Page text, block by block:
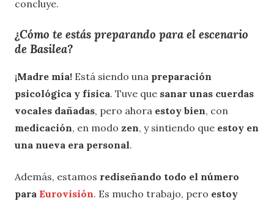
concluye.
¿Cómo te estás preparando para el escenario
de Basilea?
¡Madre mía! Está siendo una preparación
psicológica y física. Tuve que sanar unas cuerdas
vocales dañadas, pero ahora estoy bien, con
medicación, en modo zen, y sintiendo que estoy en
una nueva era personal.
Además, estamos rediseñando todo el número
para Eurovisión. Es mucho trabajo, pero estoy